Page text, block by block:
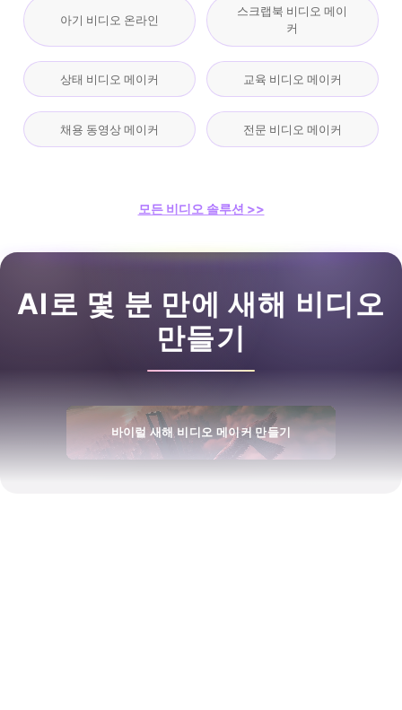
아기 비디오 온라인
스크랩북 비디오 메이
커
상태 비디오 메이커 교육 비디오 메이커
채용 동영상 메이커 전문 비디오 메이커
모든 비디오 솔루션 >>
AI로 몇 분 만에 새해 비디오
만들기
바이럴 새해 비디오 메이커 만들기